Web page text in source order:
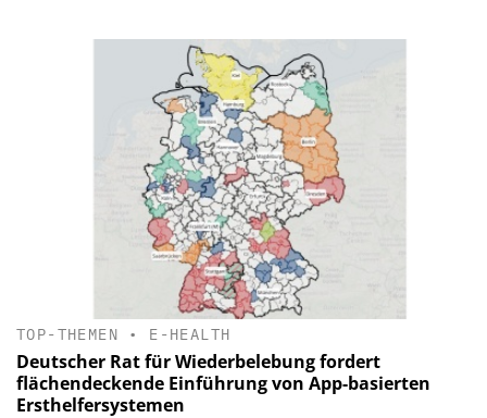
TOP-THEMEN • E-HEALTH
Deutscher Rat für Wiederbelebung fordert
flächendeckende Einführung von App-basierten
Ersthelfersystemen